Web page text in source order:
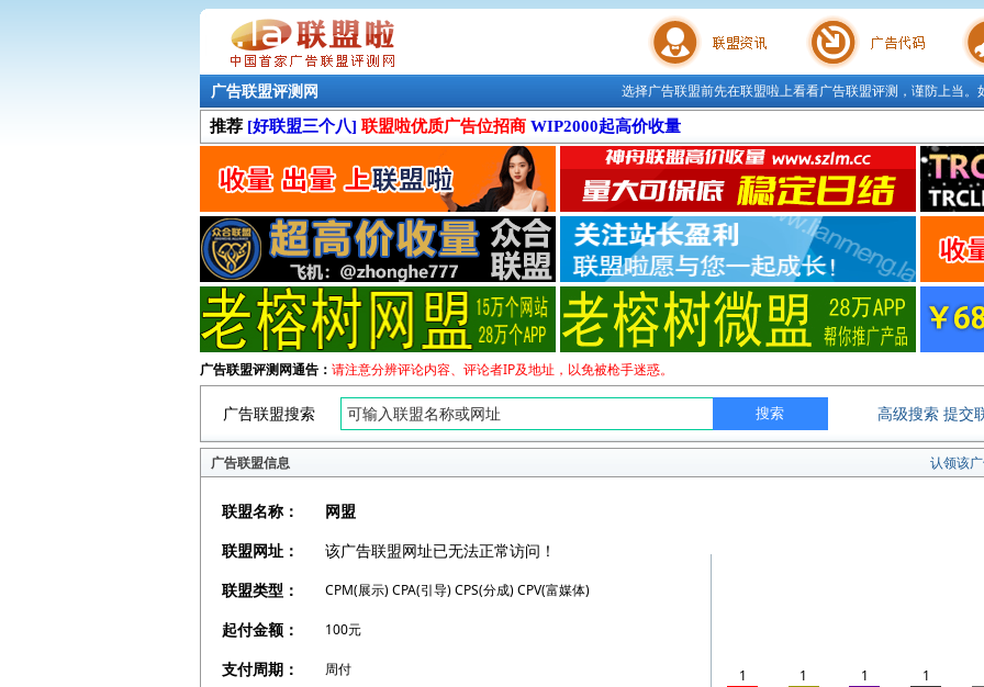
联盟学院 广告代码 站长
选择广告联盟前先在联盟啦上看看广告联盟评测，谨防上当
广告联盟评测网
推荐 [好联盟三个八] 联盟啦优质广告位招商 WIP2000起高价收量
广告联盟评测网通告： 请注意分辨评论内容、评论者IP及地址，以免被枪手迷惑。
广告联盟搜索 高级搜索 提交
广告联盟信息 认领该
联盟名称：
网盟
联盟网址：
该广告联盟网址已无法正常访问！
联盟类型：
CPM(展示) CPA(引导) CPS(分成) CPV(富媒体)
起付金额： 100元
支付周期： 周付 1 1 1 1